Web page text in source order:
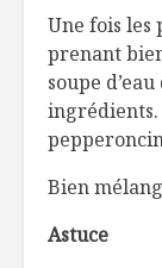
Une fois les
prenant
soupe
ingrédients.
Bien
Astuce